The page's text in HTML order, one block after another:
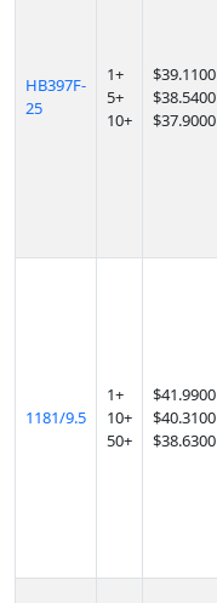
HB397F-
25
1+
5+
10+
$39.1100
$38.5400
$37.9000
1181/9.5
1+
10+
50+
$41.9900
$40.3100
$38.6300